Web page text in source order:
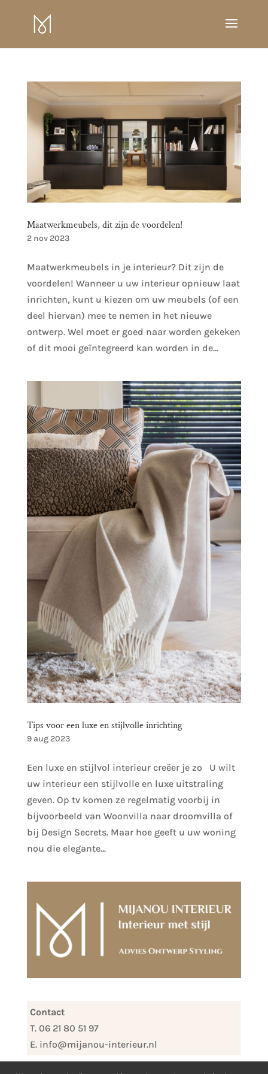
Maatwerkmeubels, dit zijn de voordelen!
2 nov 2023
Maatwerkmeubels in je interieur? Dit zijn de
voordelen! Wanneer u uw interieur opnieuw laat
inrichten, kunt u kiezen om uw meubels (of een
deel hiervan) mee te nemen in het nieuwe
ontwerp. Wel moet er goed naar worden gekeken
of dit mooi geïntegreerd kan worden in de...
Tips voor een luxe en stijlvolle inrichting
9 aug 2023
Een luxe en stijlvol interieur creëer je zo U wilt
uw interieur een stijlvolle en luxe uitstraling
geven. Op tv komen ze regelmatig voorbij in
bijvoorbeeld van Woonvilla naar droomvilla of
bij Design Secrets. Maar hoe geeft u uw woning
nou die elegante...
Contact
T. 06 21 80 51 97
E. info@mijanou-interieur.nl